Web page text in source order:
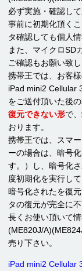
必ず実施・確認し
事前に初期化頂く
タ確認しても個人
また、マイクロSD
ご確認もお願い致し
携帯王では、お客
iPad mini2 Cellular
をご送付頂いた後
復元できない形で
おります。
携帯王では、スマ
ーの場合は、暗号
す。）し、暗号化
度初期化を実行して
暗号化されたを復
タの復元が完全に
長くお使い頂いて
(ME820J/
売り下さい。
iPad mini2 Cellular